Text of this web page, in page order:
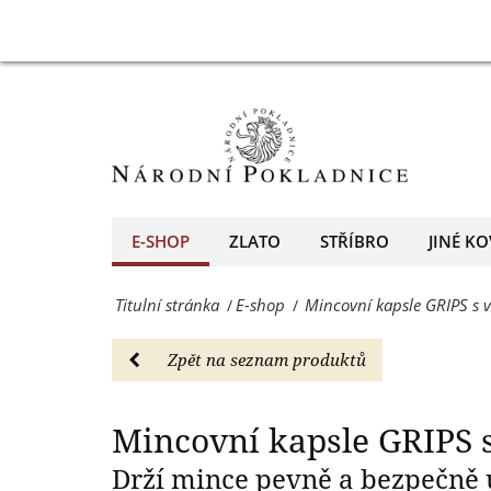
průměrem
30
mm,
kusů
E-SHOP ZLATO STŘÍBRO JINÉ
Titulní stránka /E-shop / Mincovní kapsle GRIPS
Zpět na seznam produktů
Mincovní kapsle
Drží mince pevně a bezpečně
Mincovní
mm,
-
shop
Národní
Pokladnice
přední